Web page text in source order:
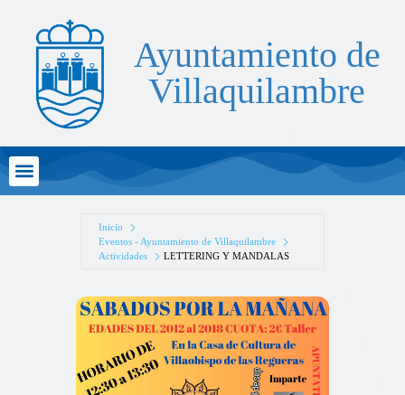
Ayuntamiento de
Villaquilambre
Inicio
Eventos - Ayuntamiento de Villaquilambre
Actividades
LETTERING Y MANDALAS